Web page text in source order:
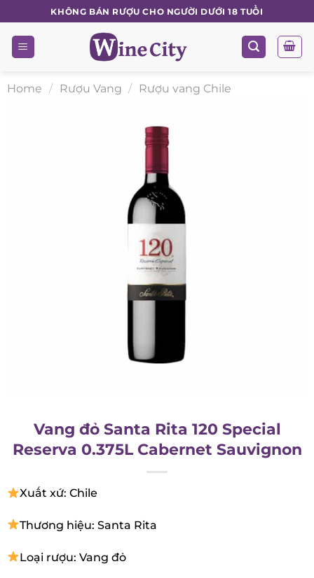
to
content
KHÔNG BÁN RƯỢU CHO NGƯỜI DƯỚI 18 TUỔI
Home / Rượu Vang / Rượu vang Chile
Vang đỏ Santa Rita 120 Special
Reserva 0.375L Cabernet Sauvignon
Xuất xứ: Chile
Thương hiệu: Santa Rita
Loại rượu: Vang đỏ